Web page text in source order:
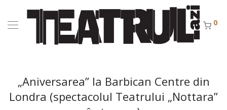
0
„Aniversarea” la Barbican Centre din
Londra (spectacolul Teatrului „Nottara”